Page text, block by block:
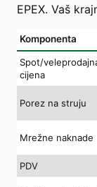
EPEX. Vaš
Komponenta
Spot/
cijena
Porez na struju
Mrežne naknade
PDV